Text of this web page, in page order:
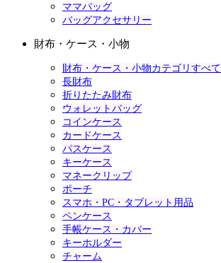
ママバッグ
バッグアクセサリー
財布・ケース・小物
財布・ケース・小物カテゴリすべて
長財布
折りたたみ財布
ウォレットバッグ
コインケース
カードケース
パスケース
キーケース
マネークリップ
ポーチ
スマホ・PC・タブレット用品
ペンケース
手帳ケース・カバー
キーホルダー
チャーム